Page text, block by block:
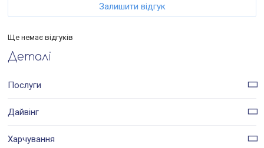
Залишити відгук
Ще немає відгуків
Деталі
Послуги
Дайвінг
Харчування